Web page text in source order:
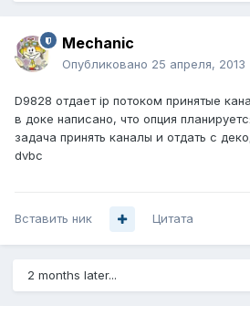
Mechanic
Опубликовано 25 апреля, 2013
D9828 отдает ip потоком принятые
в доке написано, что опция
задача принять каналы и отдать с
dvbc
Вставить ник Цитата
2 months later...